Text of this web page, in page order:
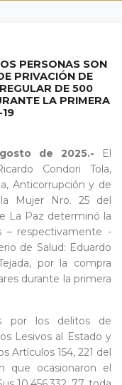
PERSONAS SON
PRIVACIÓN DE
DE 500
LA PRIMERA
de 2025.- El
Condori Tola,
Anticorrupción y de
Mujer Nro. 25 del
La Paz determinó la
respectivamente -
de Salud: Eduardo
por la compra
durante la primera
por los delitos de
Lesivos al Estado y
Artículos 154, 221 del
que ocasionaron el